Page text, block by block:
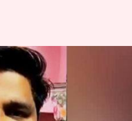
मामले में ताहिर
pm